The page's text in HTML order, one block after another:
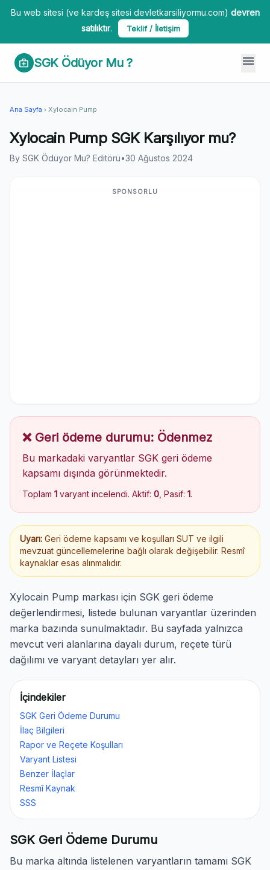
Bu web sitesi (ve kardeş sitesi devletkarsiliyormu.com) devren
satılıktır. Teklif / İletişim
medical_services SGK Ödüyor Mu ? menu
Ana Sayfa chevron_right Xylocain Pump
Xylocain Pump SGK Karşılıyor mu?
By SGK Ödüyor Mu? Editörü•30 Ağustos 2024
SPONSORLU
❌ Geri ödeme durumu: Ödenmez
Bu markadaki varyantlar SGK geri ödeme
kapsamı dışında görünmektedir.
Toplam 1 varyant incelendi. Aktif: 0 , Pasif: 1.
Uyarı: Geri ödeme kapsamı ve koşulları SUT ve ilgili
mevzuat güncellemelerine bağlı olarak değişebilir. Resmî
kaynaklar esas alınmalıdır.
Xylocain Pump markası için SGK geri ödeme
değerlendirmesi, listede bulunan varyantlar üzerinden
marka bazında sunulmaktadır. Bu sayfada yalnızca
mevcut veri alanlarına dayalı durum, reçete türü
dağılımı ve varyant detayları yer alır.
İçindekiler
SGK Geri Ödeme Durumu
İlaç Bilgileri
Rapor ve Reçete Koşulları
Varyant Listesi
Benzer İlaçlar
Resmî Kaynak
SSS
SGK Geri Ödeme Durumu
Bu marka altında listelenen varyantların tamamı SGK